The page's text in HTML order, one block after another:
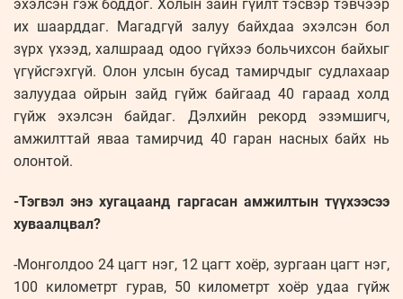
эхэлсэн гэж боддог. Холын зайн гүйлт тэсвэр тэвчээр
их шаарддаг. Магадгүй залуу байхдаа эхэлсэн бол
зүрх үхээд, халшраад одоо гүйхээ больчихсон байхыг
үгүйсгэхгүй. Олон улсын бусад тамирчдыг судлахаар
залуудаа ойрын зайд гүйж байгаад 40 гараад холд
гүйж эхэлсэн байдаг. Дэлхийн рекорд эзэмшигч,
амжилттай яваа тамирчид 40 гаран насных байх нь
олонтой.
-Тэгвэл энэ хугацаанд гаргасан амжилтын түүхээсээ
хуваалцвал?
-Монголдоо 24 цагт нэг, 12 цагт хоёр, зургаан цагт нэг,
100 километрт гурав, 50 километрт хоёр удаа гүйж